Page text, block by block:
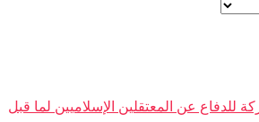
للدفاع عن المعتقلين الإسلاميين لما قبل